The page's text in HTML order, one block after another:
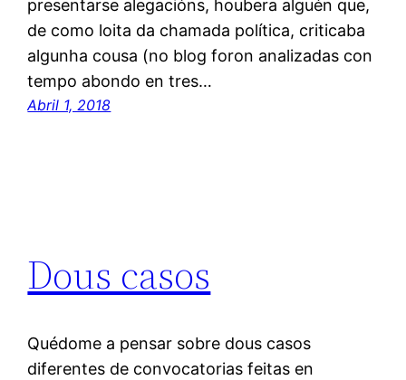
presentarse alegacións, houbera alguén que,
de como loita da chamada política, criticaba
algunha cousa (no blog foron analizadas con
tempo abondo en tres…
Abril 1, 2018
Dous casos
Quédome a pensar sobre dous casos
diferentes de convocatorias feitas en